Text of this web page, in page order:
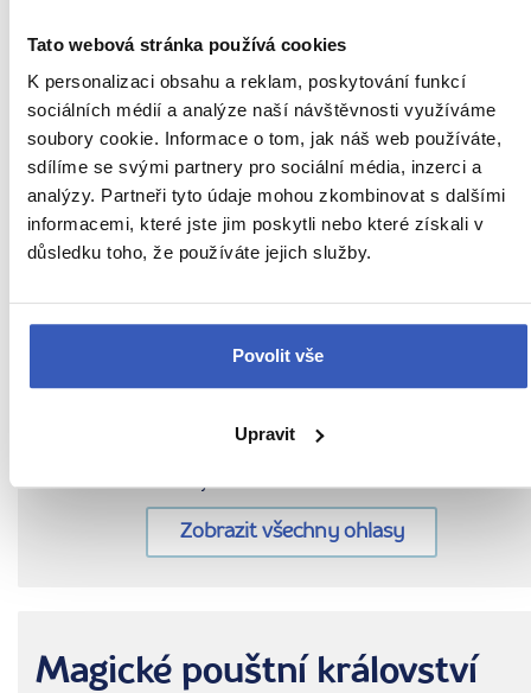
Tato webová stránka používá cookies
K personalizaci obsahu a reklam, poskytování funkcí
sociálních médií a analýze naší návštěvnosti využíváme
soubory cookie. Informace o tom, jak náš web používáte,
sdílíme se svými partnery pro sociální média, inzerci a
analýzy. Partneři tyto údaje mohou zkombinovat s dalšími
informacemi, které jste jim poskytli nebo které získali v
důsledku toho, že používáte jejich služby.
Povolit vše
Upravit
4. – 8. 11. 2026
oblíbených
To nejlepší z Jordánska + NOC V
POUŠTI WÁDÍ RUM + RUDÉ A
MRTVÉ MOŘE
37 990 Kč
pomoci a odpověděla na všechny mé
Zobrazit všechny ohlasy
Magické pouštní království